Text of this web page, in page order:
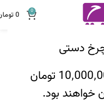
دستی
خریدهای بالاتر از 10٬000٬000 تومان
خواهند بود.
0
0